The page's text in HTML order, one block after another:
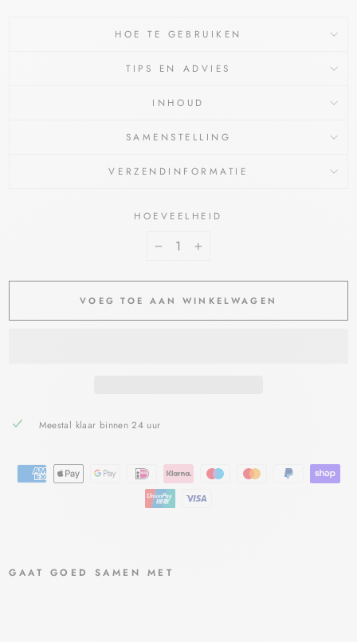
HOE TE GEBRUIKEN
TIPS EN ADVIES
INHOUD
SAMENSTELLING
VERZENDINFORMATIE
HOEVEELHEID
+
VOEG TOE AAN WINKELWAGEN
Meestal klaar binnen 24 uur
GAAT GOED SAMEN MET